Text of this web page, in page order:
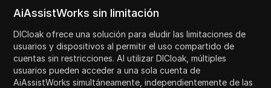
AiAssistWorks sin limitación
DICloak ofrece una solución para eludir las limitaciones de
usuarios y dispositivos al permitir el uso compartido de
cuentas sin restricciones. Al utilizar DICloak, múltiples
usuarios pueden acceder a una sola cuenta de
AiAssistWorks simultáneamente, independientemente de las